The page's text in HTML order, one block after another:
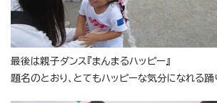
最後は親子ダンス『まんまるハッピー』
題名のとおり、とてもハッピーな気分になれる踊